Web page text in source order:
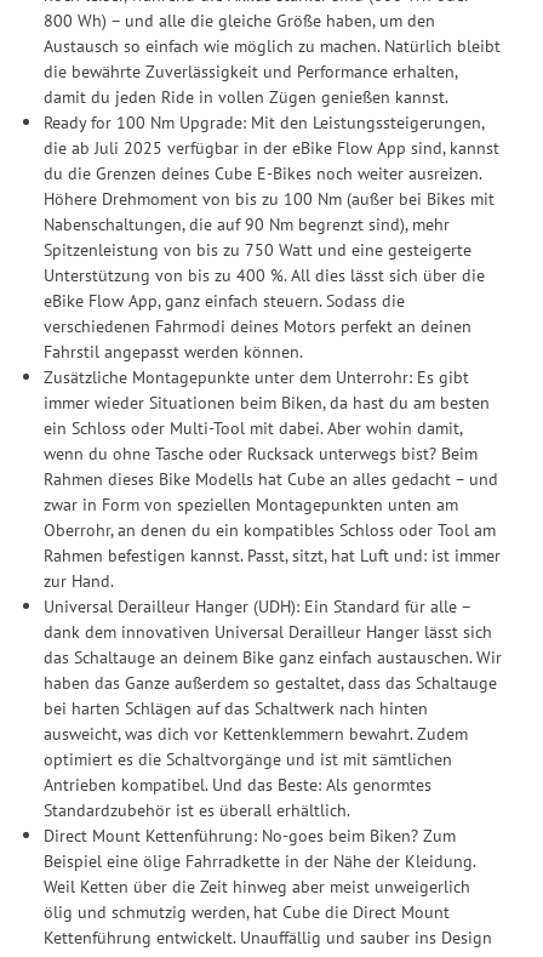
800 Wh) – und alle die gleiche Größe haben, um den
Austausch so einfach wie möglich zu machen. Natürlich bleibt
die bewährte Zuverlässigkeit und Performance erhalten,
damit du jeden Ride in vollen Zügen genießen kannst.
Ready for 100 Nm Upgrade: Mit den Leistungssteigerungen,
die ab Juli 2025 verfügbar in der eBike Flow App sind, kannst
du die Grenzen deines Cube E-Bikes noch weiter ausreizen.
Höhere Drehmoment von bis zu 100 Nm (außer bei Bikes mit
Nabenschaltungen, die auf 90 Nm begrenzt sind), mehr
Spitzenleistung von bis zu 750 Watt und eine gesteigerte
Unterstützung von bis zu 400 %. All dies lässt sich über die
eBike Flow App, ganz einfach steuern. Sodass die
verschiedenen Fahrmodi deines Motors perfekt an deinen
Fahrstil angepasst werden können.
Zusätzliche Montagepunkte unter dem Unterrohr: Es gibt
immer wieder Situationen beim Biken, da hast du am besten
ein Schloss oder Multi-Tool mit dabei. Aber wohin damit,
wenn du ohne Tasche oder Rucksack unterwegs bist? Beim
Rahmen dieses Bike Modells hat Cube an alles gedacht – und
zwar in Form von speziellen Montagepunkten unten am
Oberrohr, an denen du ein kompatibles Schloss oder Tool am
Rahmen befestigen kannst. Passt, sitzt, hat Luft und: ist immer
zur Hand.
Universal Derailleur Hanger (UDH): Ein Standard für alle –
dank dem innovativen Universal Derailleur Hanger lässt sich
das Schaltauge an deinem Bike ganz einfach austauschen. Wir
haben das Ganze außerdem so gestaltet, dass das Schaltauge
bei harten Schlägen auf das Schaltwerk nach hinten
ausweicht, was dich vor Kettenklemmern bewahrt. Zudem
optimiert es die Schaltvorgänge und ist mit sämtlichen
Antrieben kompatibel. Und das Beste: Als genormtes
Standardzubehör ist es überall erhältlich.
Direct Mount Kettenführung: No-goes beim Biken? Zum
Beispiel eine ölige Fahrradkette in der Nähe der Kleidung.
Weil Ketten über die Zeit hinweg aber meist unweigerlich
ölig und schmutzig werden, hat Cube die Direct Mount
Kettenführung entwickelt. Unauffällig und sauber ins Design